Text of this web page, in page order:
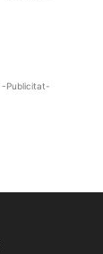
-Publicitat-